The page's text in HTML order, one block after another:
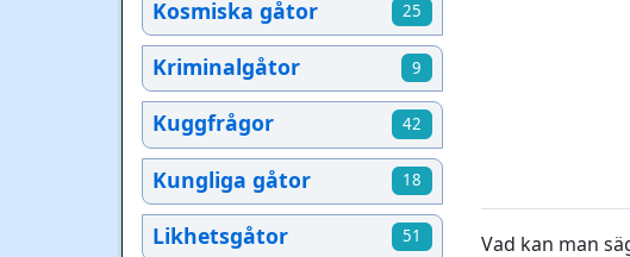
Kosmiska gåtor 25
Kriminalgåtor 9
Kuggfrågor 42
Kungliga gåtor 18
Likhetsgåtor 51 Vad kan man